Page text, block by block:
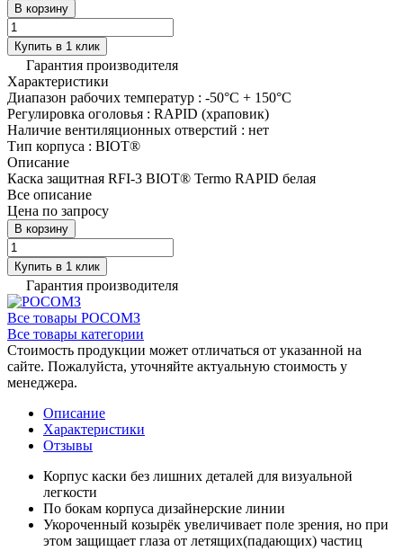
В корзину
Купить в 1 клик
Гарантия производителя
Характеристики
Диапазон рабочих температур : -50°C + 150°C
Регулировка оголовья : RAPID (храповик)
Наличие вентиляционных отверстий : нет
Тип корпуса : BIOT®
Описание
Каска защитная RFI-3 BIOT® Termo RAPID белая
Все описание
Цена по запросу
В корзину
Купить в 1 клик
Гарантия производителя
Все товары РОСОМЗ
Все товары категории
Стоимость продукции может отличаться от указанной на
сайте. Пожалуйста, уточняйте актуальную стоимость у
менеджера.
Описание
Характеристики
Отзывы
Корпус каски без лишних деталей для визуальной
легкости
По бокам корпуса дизайнерские линии
Укороченный козырёк увеличивает поле зрения, но при
этом защищает глаза от летящих(падающих) частиц